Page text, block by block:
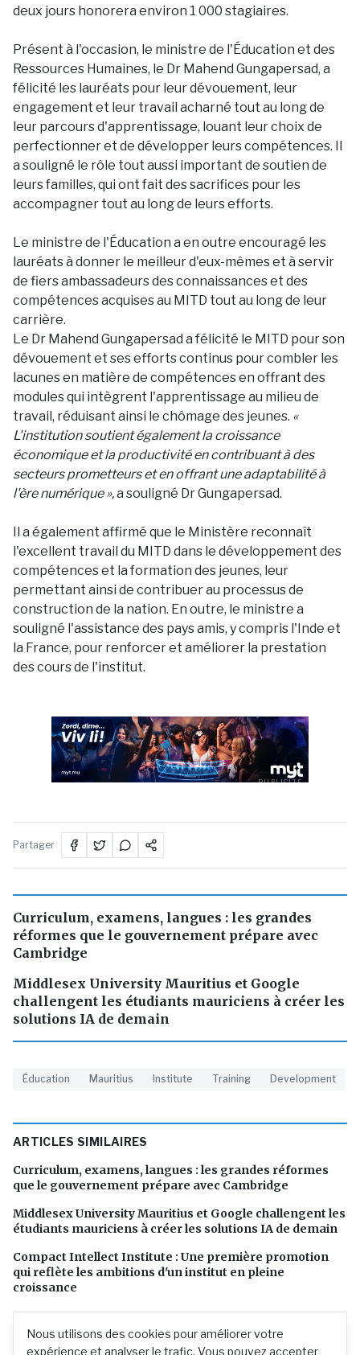
Nous utilisons des cookies pour améliorer votre
expérience et analyser le trafic. Vous pouvez accepter
deux jours honorera environ 1 000 stagiaires.
Présent à l'occasion, le ministre de l'Éducation et des
Ressources Humaines, le Dr Mahend Gungapersad, a
félicité les lauréats pour leur dévouement, leur
engagement et leur travail acharné tout au long de
leur parcours d'apprentissage, louant leur choix de
perfectionner et de développer leurs compétences. Il
a souligné le rôle tout aussi important de soutien de
leurs familles, qui ont fait des sacrifices pour les
accompagner tout au long de leurs efforts.
Le ministre de l'Éducation a en outre encouragé les
lauréats à donner le meilleur d'eux-mêmes et à servir
de fiers ambassadeurs des connaissances et des
compétences acquises au MITD tout au long de leur
carrière.
Le Dr Mahend Gungapersad a félicité le MITD pour son
dévouement et ses efforts continus pour combler les
lacunes en matière de compétences en offrant des
modules qui intègrent l'apprentissage au milieu de
travail, réduisant ainsi le chômage des jeunes. «
L'institution soutient également la croissance
économique et la productivité en contribuant à des
secteurs prometteurs et en offrant une adaptabilité à
l'ère numérique »,a souligné Dr Gungapersad.
Il a également affirmé que le Ministère reconnaît
l'excellent travail du MITD dans le développement des
compétences et la formation des jeunes, leur
permettant ainsi de contribuer au processus de
construction de la nation. En outre, le ministre a
souligné l'assistance des pays amis, y compris l'Inde et
la France, pour renforcer et améliorer la prestation
des cours de l'institut.
PUBLICITÉ
Partager
Curriculum, examens, langues : les grandes
réformes que le gouvernement prépare avec
Cambridge
Middlesex University Mauritius et Google
challengent les étudiants mauriciens à créer les
solutions IA de demain
Éducation Mauritius Institute Training Development
ARTICLES SIMILAIRES
Curriculum, examens, langues : les grandes réformes
que le gouvernement prépare avec Cambridge
Middlesex University Mauritius et Google challengent les
étudiants mauriciens à créer les solutions IA de demain
Compact Intellect Institute : Une première promotion
qui reflète les ambitions d'un institut en pleine
croissance